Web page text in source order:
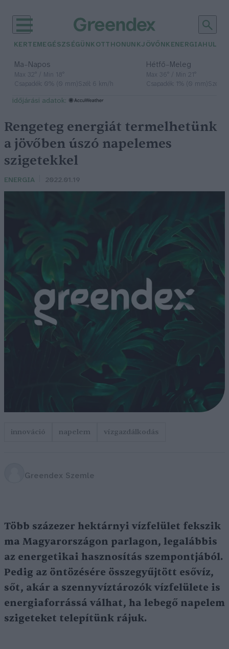
KERTEM EGÉSZSÉGÜNK OTTHONUNKJÖVŐNK ENERGIA
Ma– Napos
Max 32° / Min 18°
Csapadék: 0% (0 mm)Szél: 6 km/h
Hétfő– Meleg
Max 36° / Min 21°
Csapadék: 1% (0 mm)Szél: 7
időjárási adatok:
Rengeteg energiát termelhetünk
a jövőben úszó napelemes
szigetekkel
ENERGIA 2022.01.19
innováció napelem vízgazdálkodás
Greendex Szemle
Több százezer hektárnyi vízfelület fekszik
ma Magyarországon parlagon, legalábbis
az energetikai hasznosítás szempontjából.
Pedig az öntözésére összegyűjtött esővíz,
sőt, akár a szennyvíztározók vízfelülete is
energiaforrássá válhat, ha lebegő napelem
szigeteket telepítünk rájuk.